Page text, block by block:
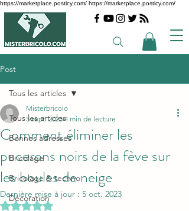
https://marketplace.posticy.com/ https://marketplace.posticy.com/
Post
Tous les articles
Bonnes adresses
Bricolage
Bricolage & techno
Décoration
Tous les articles
Comment éliminer les
pucerons noirs de la fève sur
les boules de neige
Misterbricolo
5 sept. 2023 4 min de lecture
Dernière mise à jour : 5 oct. 2023
Noté NaN étoiles sur 5.